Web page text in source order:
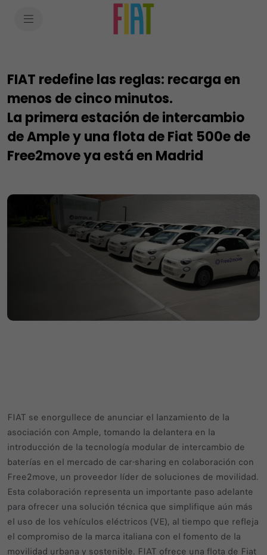
FIAT redefine las reglas: recarga en
menos de cinco minutos.
La primera estación de intercambio
de Ample y una flota de Fiat 500e de
Free2move ya está en Madrid
FIAT se enorgullece de anunciar el lanzamiento de la
asociación con Ample, tomando la delantera en la
introducción de la tecnología modular de intercambio de
baterías en el mercado de car-sharing en colaboración con
Free2move, un proveedor líder de soluciones de movilidad.
Esta colaboración representa un importante paso adelante
para ofrecer una solución técnica que simplifique aún más
el uso de los vehículos eléctricos (VE), al tiempo que refleja
el compromiso de la marca italiana con el fomento de la
movilidad urbana y sostenible. FIAT ofrece una flota de Fiat